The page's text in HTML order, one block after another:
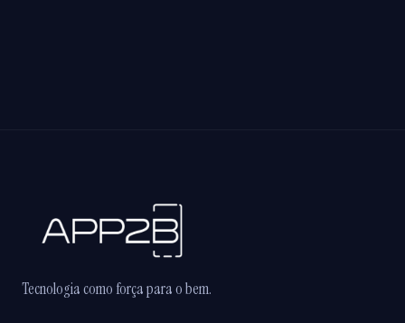
Tecnologia como força para o bem.